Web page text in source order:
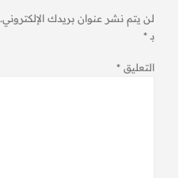
لن يتم نشر عنوان بريدك الإلكتروني.
بـ *
التعليق *